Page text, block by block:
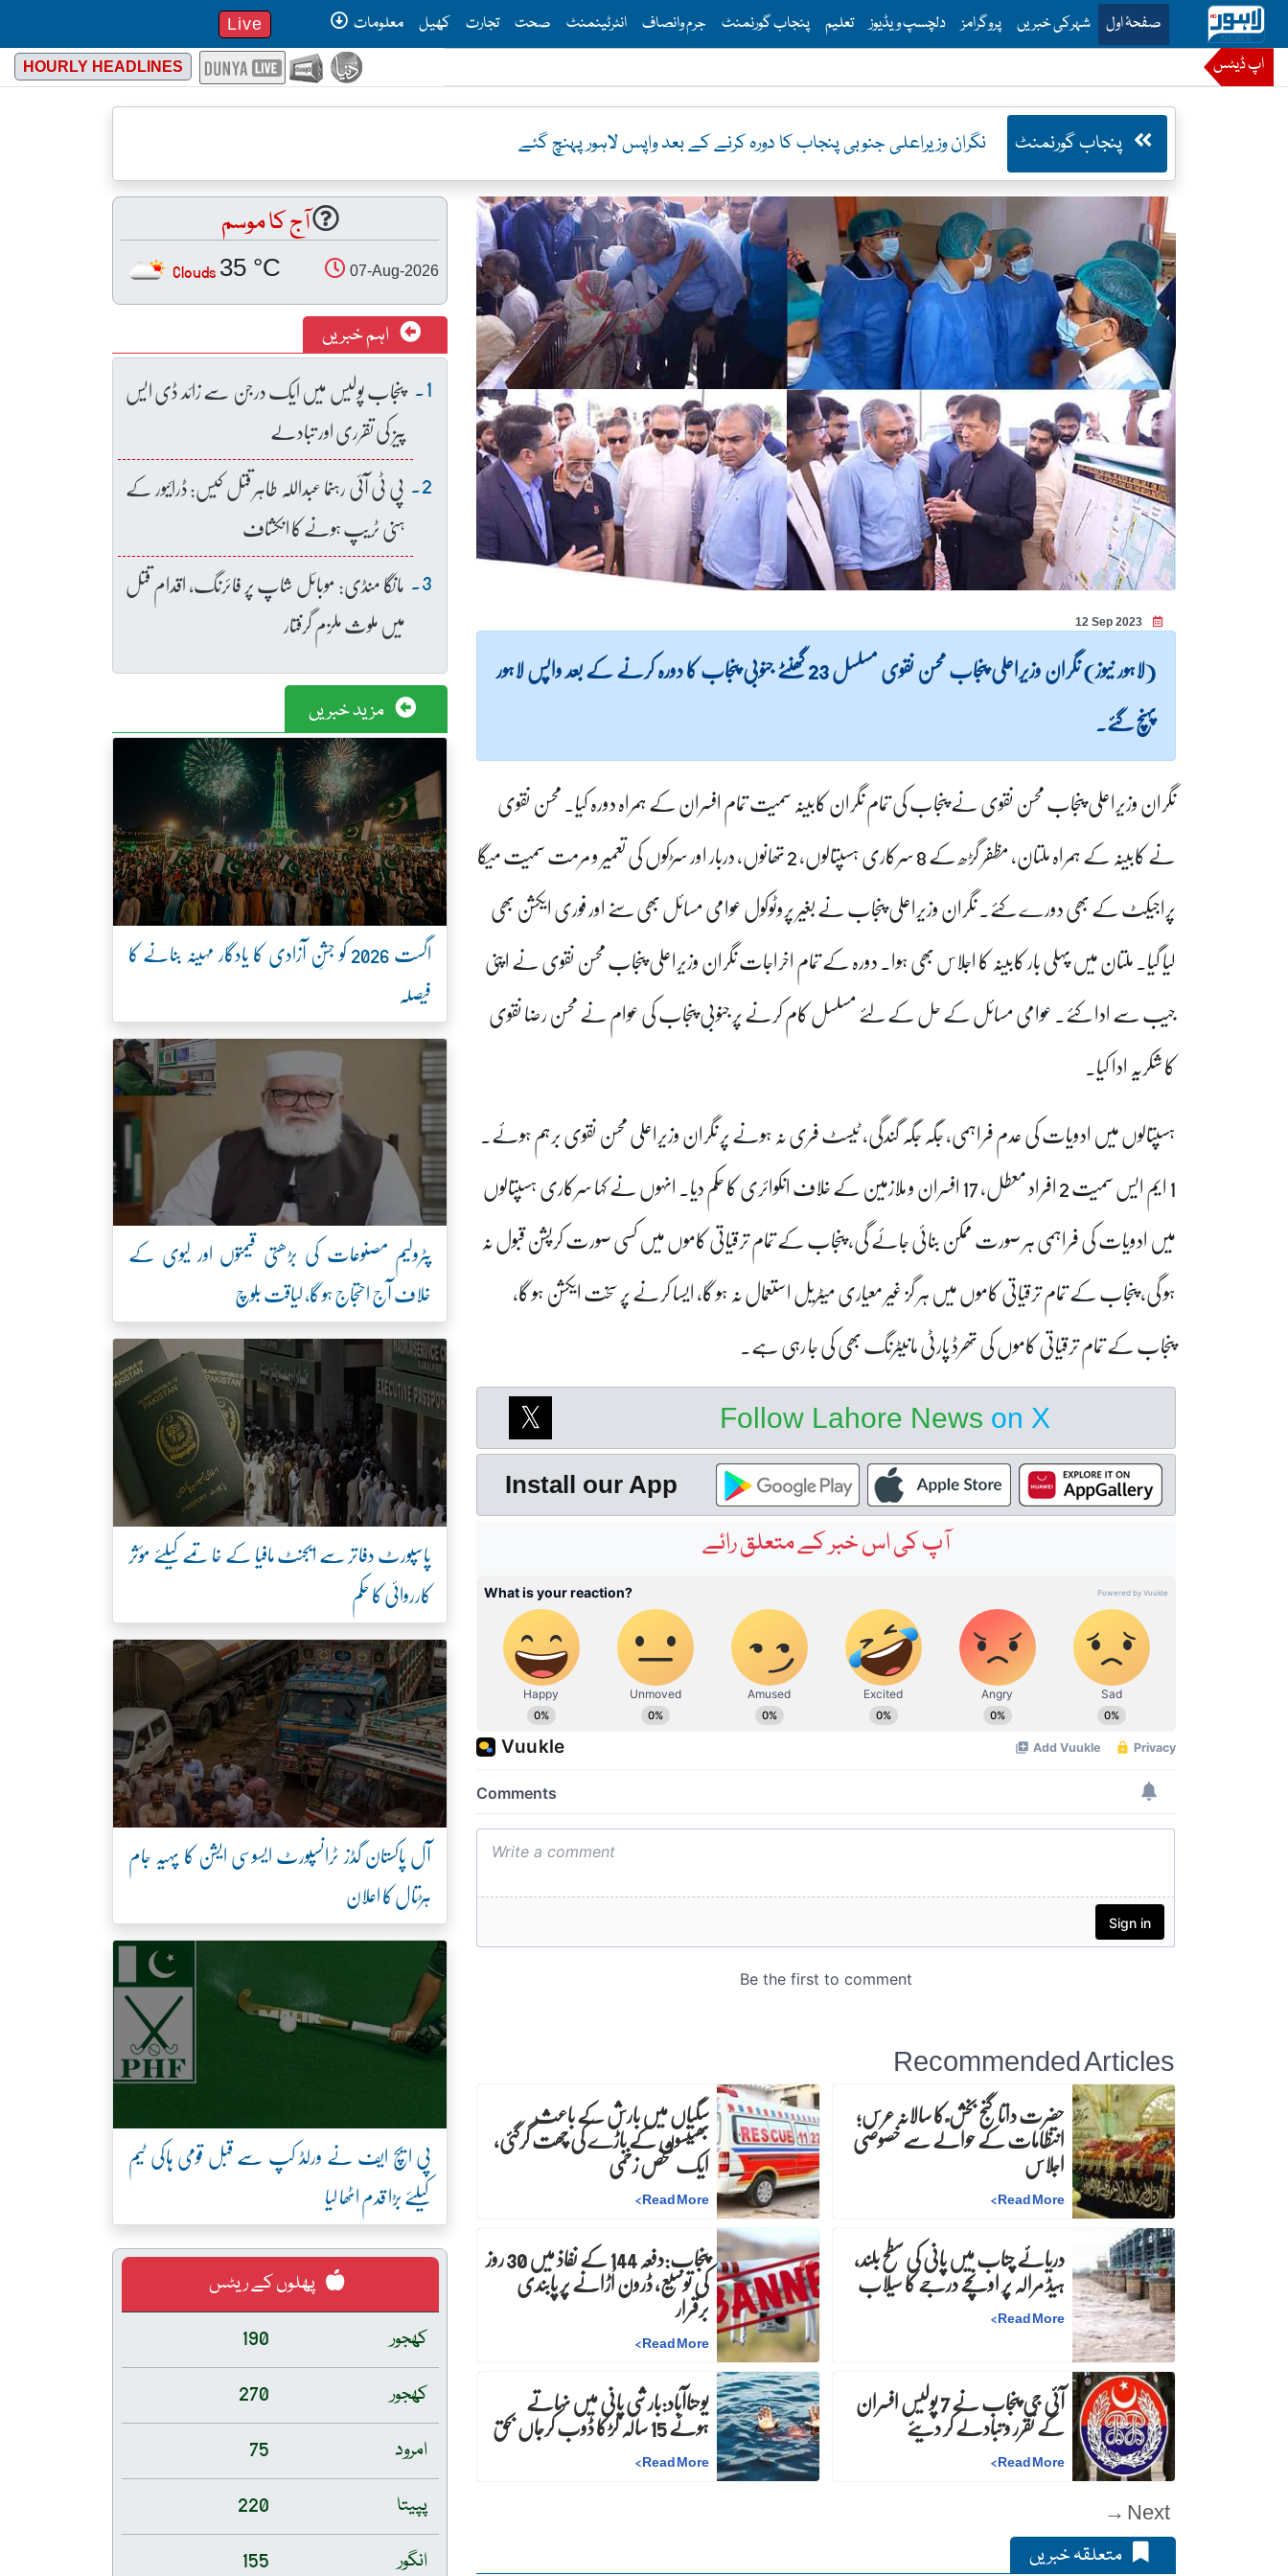
صفحۂ اولThis is the main menu for Lahore News
شہرکی خبریں پروگرامز دلچسپ ویڈیوز تعلیم پنجاب گورنمنٹ جرم وانصاف انٹرٹینمنٹ صحت تجارت کھیل معلومات Live
اپ ڈیٹس HOURLY HEADLINES
پنجاب گورنمنٹ نگران وزیراعلی جنوبی پنجاب کا دورہ کرنے کے بعد واپس لاہور پہنچ گئے
12 Sep 2023
(لاہور نیوز) نگران وزیراعلی پنجاب محسن نقوی مسلسل 23 گھنٹے جنوبی پنجاب کا دورہ کرنے کے بعد واپس لاہور
پہنچ گئے۔
نگران وزیراعلی پنجاب محسن نقوی نے پنجاب کی تمام نگران کابینہ سمیت تمام افسران کے ہمراہ دورہ کیا۔ محسن نقوی
نے کابینہ کے ہمراہ ملتان، مظفر گڑھ کے 8 سرکاری ہسپتالوں، 2 تھانوں، دربار اور سڑکوں کی تعمیر و مرمت سمیت میگا
پراجیکٹ کے بھی دورے کئے۔ نگران وزیراعلی پنجاب نے بغیر پروٹوکول عوامی مسائل بھی سنے اور فوری ایکشن بھی
لیا گیا۔ ملتان میں پہلی بار کابینہ کا اجلاس بھی ہوا۔ دورہ کے تمام اخراجات نگران وزیراعلی پنجاب محسن نقوی نے اپنی
جیب سے ادا کئے۔ عوامی مسائل کے حل کے لئے مسلسل کام کرنے پر جنوبی پنجاب کی عوام نے محسن رضا نقوی
کا شکریہ ادا کیا۔
ہسپتالوں میں ادویات کی عدم فراہمی، جگہ جگہ گندگی، ٹیسٹ فری نہ ہونے پر نگران وزیراعلی محسن نقوی برہم ہوئے۔
1 ایم ایس سمیت 2 افراد معطل، 17 افسران و ملازمین کے خلاف انکوائری کا حکم دیا۔ انہوں نے کہا سرکاری ہسپتالوں
میں ادویات کی فراہمی ہر صورت ممکن بنائی جائے گی، پنجاب کے تمام ترقیاتی کاموں میں کسی صورت کرپشن قبول نہ
ہو گی، پنجاب کے تمام ترقیاتی کاموں میں ہر گز غیر معیاری میٹریل استعمال نہ ہو گا، ایسا کرنے پر سخت ایکشن ہو گا،
پنجاب کے تمام ترقیاتی کاموں کی تھرڈ پارٹی مانیٹرنگ بھی کی جا رہی ہے۔
Follow Lahore News on X
Install our App
آپ کی اس خبر کے متعلق رائے
Recommended Articles
حضرت داتا گنج بخش ؒ کا سالانہ عرس;
انتظامات کے حوالے سے خصوصی
اجلاس
Read More
>
سگیاں میں بارش کے باعث
بھینسوں کے باڑے کی چھت گرگئی،
ایک شخص زخمی
Read More
>
دریائے چناب میں پانی کی سطح بلند،
ہیڈ مرالہ پر اونچے درجے کا سیلاب
Read More
>
پنجاب:دفعہ 144 کے نفاذ میں 30 روز کی توسیع، ڈرون اُڑانے پر پابندی
برقرار
Read More
>
آئی جی پنجاب نے 7 پولیس افسرانکے تقرر و تبادلے کر دیئے
Read More
>
یوحناآباد:بارشی پانی میں نہاتے
ہوئے 15 سالہ لڑکا ڈوب کرجاں بحق
Read More
>
Next →
متعلقہ خبریں
آج کا موسم
07-Aug-2026
35 °C
Clouds
اہم خبریں
پنجاب پولیس میں ایک درجن سے زائد ڈی ایس
پیز کی تقرری اور تبادلے
پی ٹی آئی رہنما عبداللہ طاہر قتل کیس: ڈرائیور کے
ہنی ٹریپ ہونے کا انکشاف
مانگا منڈی: موبائل شاپ پر فائرنگ، اقدام قتل
میں ملوث ملزم گرفتار
مزید خبریں
اگست 2026 کو جشنِ آزادی کا یادگار مہینہ بنانے کا
فیصلہ
پٹرولیم مصنوعات کی بڑھتی قیمتوں اور لیوی کے
خلاف آج احتجاج ہو گا، لیاقت بلوچ
پاسپورٹ دفاتر سے ایجنٹ مافیا کے خاتمے کیلئے مؤثر
کارروائی کا حکم
آل پاکستان گڈز ٹرانسپورٹ ایسوسی ایشن کا پہیہ جام
ہڑتال کا اعلان
پی ایچ ایف نے ورلڈ کپ سے قبل قومی ہاکی ٹیم
کیلئے بڑا قدم اٹھا لیا
پھلوں کے ریٹس
کھجور
190
کھجور
270
امرود
75
پپیتا
220
انگور
155